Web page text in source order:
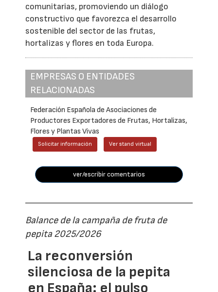
comunitarias, promoviendo un diálogo
constructivo que favorezca el desarrollo
sostenible del sector de las frutas,
hortalizas y flores en toda Europa.
EMPRESAS O ENTIDADES
RELACIONADAS
Federación Española de Asociaciones de
Productores Exportadores de Frutas, Hortalizas,
Flores y Plantas Vivas
Solicitar información Ver stand virtual
ver/escribir comentarios
Balance de la campaña de fruta de
pepita 2025/2026
La reconversión
silenciosa de la pepita
en España: el pulso